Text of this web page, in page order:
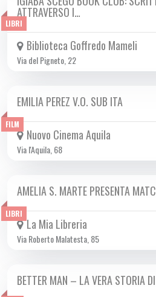
LIBRI
DA MER 27/11 A MER 16/04 2025
ATTRAVERSO I…
Biblioteca Goffredo Mameli
Via del Pigneto, 22
FILM
DA GIO 09/01 A MER 26/02 2025
EMILIA PEREZ V.O. SUB ITA
Nuovo Cinema Aquila
Via l'Aquila, 68
LIBRI
MER 15/01 2025
AMELIA S. MARTE PRESENTA
La Mia Libreria
Via Roberto Malatesta, 85
DA MER 01/01 A MER 15/01 2025
BETTER MAN – LA VERA STORIA